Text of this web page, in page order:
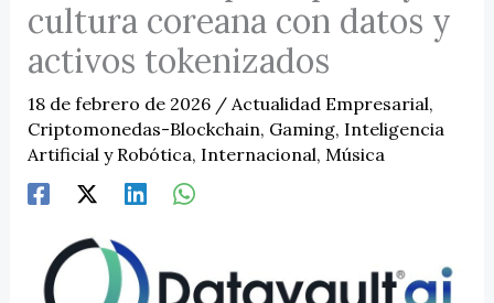
cultura coreana con datos y
activos tokenizados
18 de febrero de 2026 / Actualidad Empresarial,
Criptomonedas-Blockchain, Gaming, Inteligencia
Artificial y Robótica, Internacional, Música